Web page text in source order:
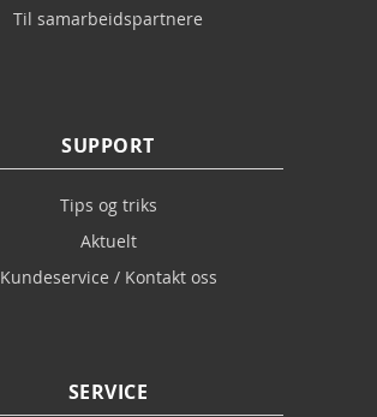
Til samarbeidspartnere
SUPPORT
Tips og triks
Aktuelt
Kundeservice / Kontakt oss
SERVICE